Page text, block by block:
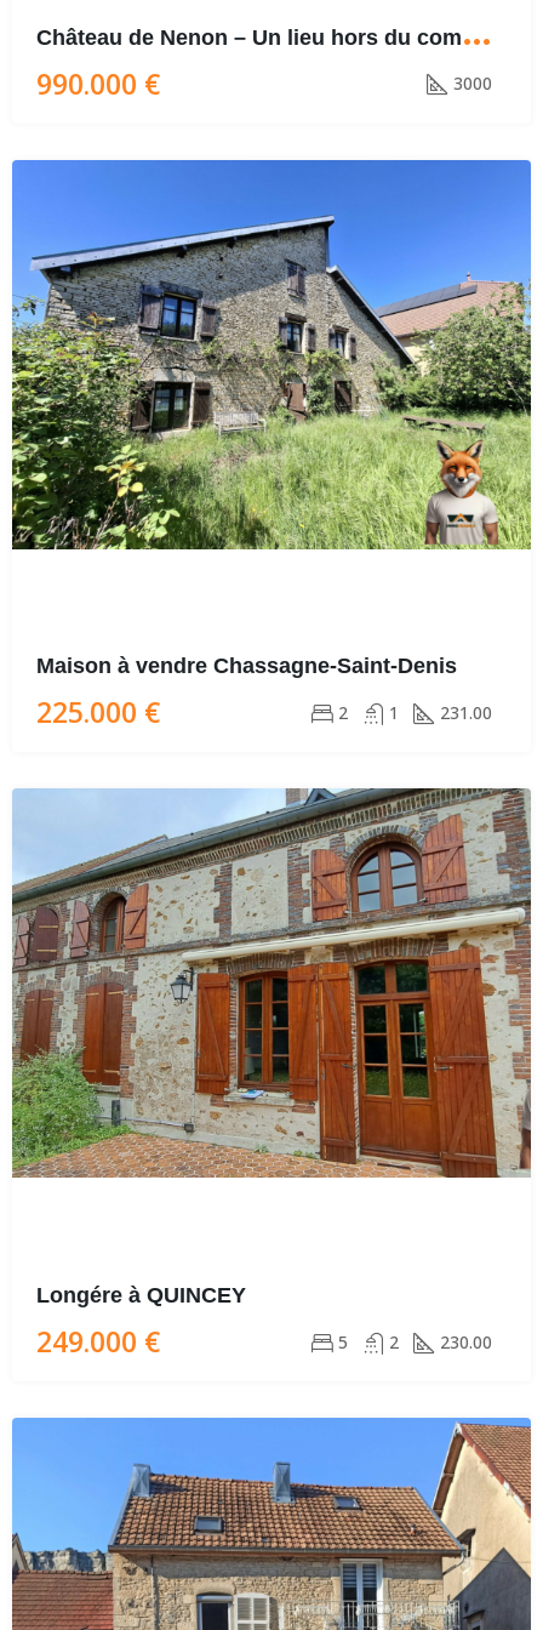
C
hâteau de Nenon – Un lieu hors du commun aux portes de Dole
990.000 € 3000
Maison à vendre Chassagne-Saint-Denis
225.000 € 2 1 231.00
Longére à QUINCEY
249.000 € 5 2 230.00